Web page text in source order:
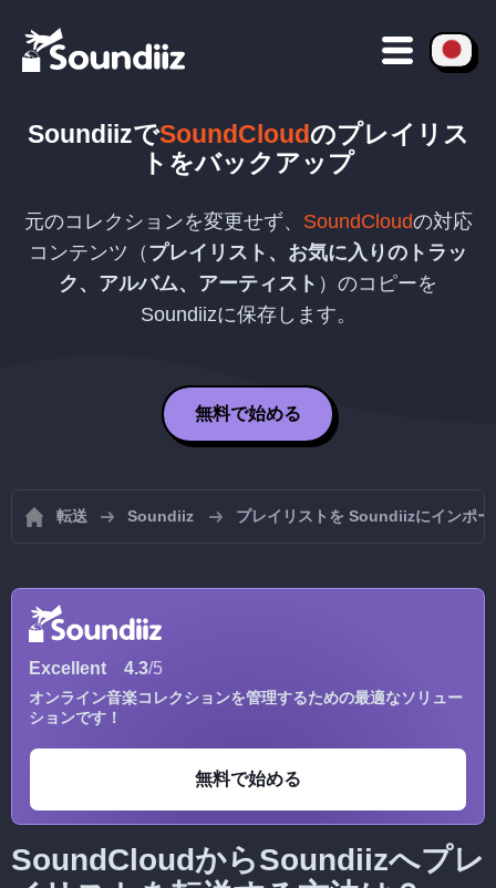
SoundiizでSoundCloudのプレイリス
トをバックアップ
元のコレクションを変更せず、 SoundCloudの対応
コンテンツ（ プレイリスト、お気に入りのトラッ
ク、アルバム、アーティスト ）のコピーを
Soundiizに保存します。
無料で始める
転送 Soundiiz プレイリストを Soundiizにインポー
Excellent 4.3/5
オンライン音楽コレクションを管理するための最適なソリュー
ションです！
無料で始める
SoundCloudからSoundiizへプレ